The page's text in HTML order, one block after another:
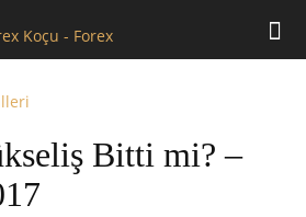
Bitti mi? –